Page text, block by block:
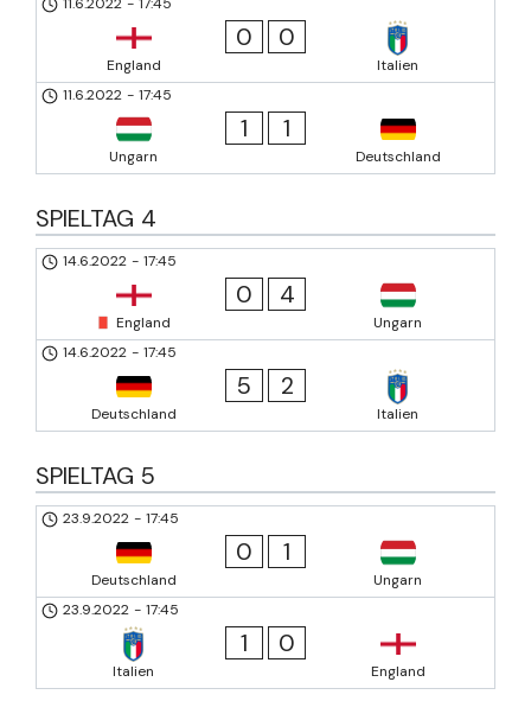
England
0 0
Italien
11.6.2022 - 17:45
Ungarn
1 1
Deutschland
SPIELTAG 4
14.6.2022 - 17:45
England
0 4
Ungarn
14.6.2022 - 17:45
Deutschland
5 2
Italien
SPIELTAG 5
23.9.2022 - 17:45
Deutschland
0 1
Ungarn
23.9.2022 - 17:45
Italien
1 0
England